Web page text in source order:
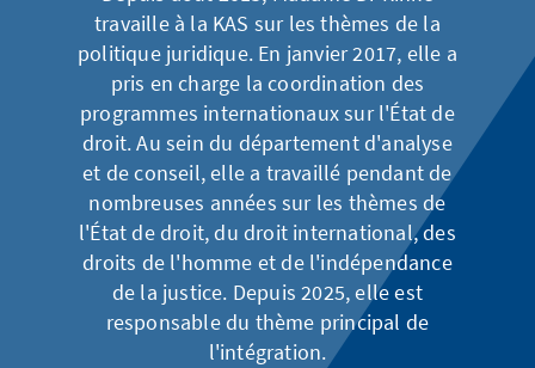
travaille à la KAS sur les thèmes de la
politique juridique. En janvier 2017, elle a
pris en charge la coordination des
programmes internationaux sur l'État de
droit. Au sein du département d'analyse
et de conseil, elle a travaillé pendant de
nombreuses années sur les thèmes de
l'État de droit, du droit international, des
droits de l'homme et de l'indépendance
de la justice. Depuis 2025, elle est
responsable du thème principal de
l'intégration.